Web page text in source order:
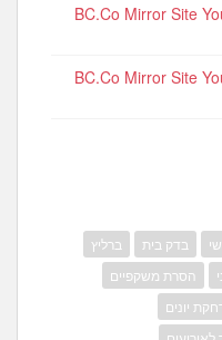
BC.Co Mirror Site
BC.Co Mirror Site
בדק בית
ברליץ
הסרת משקפיים
יונים